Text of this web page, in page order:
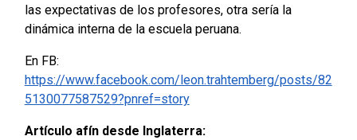
las expectativas de los profesores, otra sería la
dinámica interna de la escuela peruana.
En FB:
https://www.facebook.com/leon.trahtemberg/posts/82
5130077587529?pnref=story
Artículo afín desde Inglaterra: